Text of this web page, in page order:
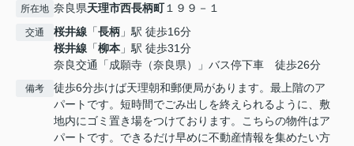
所在地 奈良県天理市西長柄町１９９－１
交通 桜井線 「長柄 」駅 徒歩16分
桜井線 「柳本 」駅 徒歩31分
奈良交通「成願寺（奈良県）」バス停下車 徒歩26分
備考
徒歩6分歩けば天理朝和郵便局があります。最上階のア
パートです。短時間でごみ出しを終えられるように、敷
地内にゴミ置き場をつけております。こちらの物件はア
パートです。できるだけ早めに不動産情報を集めたい方